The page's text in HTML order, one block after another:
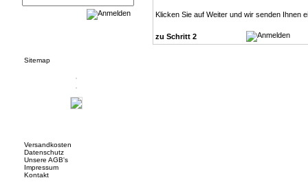
Sitemap
Versandkosten
Datenschutz
Unsere AGB's
Impressum
Kontakt
Klicken Sie auf Weiter und wir senden Ihnen
zu Schritt 2